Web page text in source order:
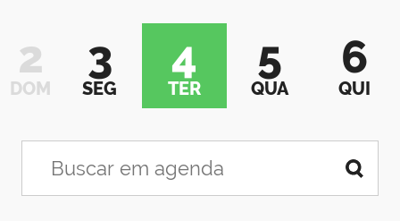
2
DOM
3
SEG
4
TER
5
QUA
6
QUI